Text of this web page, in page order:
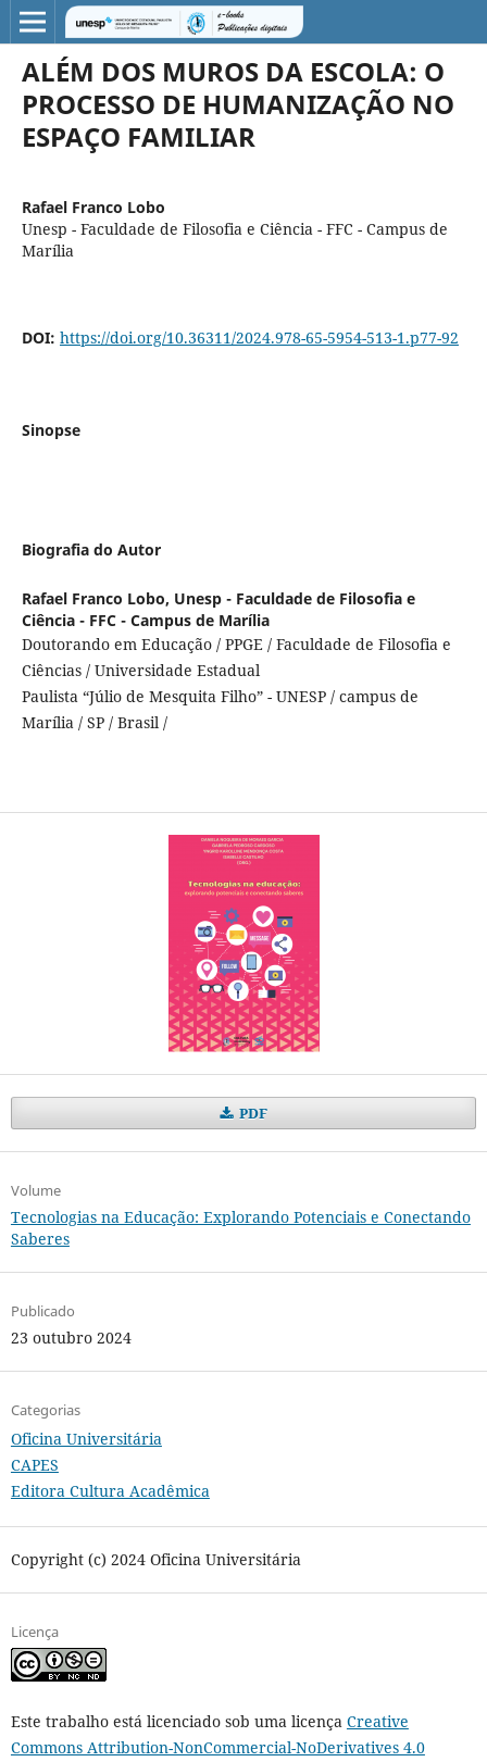
ALÉM DOS MUROS DA ESCOLA: O
PROCESSO DE HUMANIZAÇÃO NO
ESPAÇO FAMILIAR
Rafael Franco Lobo
Unesp - Faculdade de Filosofia e Ciência - FFC - Campus de
Marília
DOI: https://doi.org/10.36311/2024.978-65-5954-513-1.p77-92
Sinopse
Biografia do Autor
Rafael Franco Lobo, Unesp - Faculdade de Filosofia e
Ciência - FFC - Campus de Marília
Doutorando em Educação / PPGE / Faculdade de Filosofia e
Ciências / Universidade Estadual
Paulista “Júlio de Mesquita Filho” - UNESP / campus de
Marília / SP / Brasil /
PDF
Volume
Tecnologias na Educação: Explorando Potenciais e Conectando
Saberes
Publicado
23 outubro 2024
Categorias
Oficina Universitária
CAPES
Editora Cultura Acadêmica
Copyright (c) 2024 Oficina Universitária
Licença
Este trabalho está licenciado sob uma licença Creative
Commons Attribution-NonCommercial-NoDerivatives 4.0